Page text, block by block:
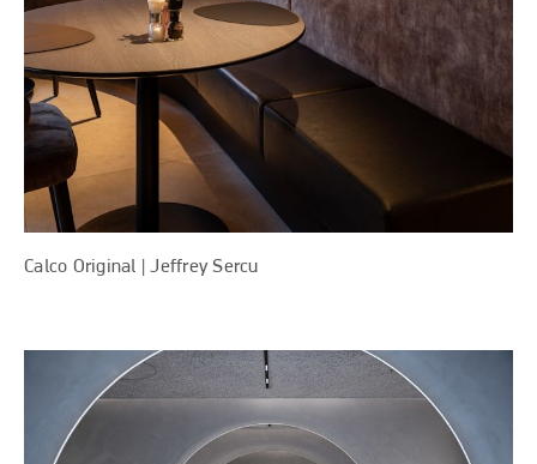
Calco Original | Jeffrey Sercu